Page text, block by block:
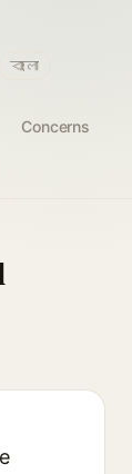
Concerns
বাংলা